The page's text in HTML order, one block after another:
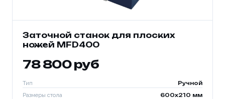
Заточной станок для плоских
ножей MFD400
78 800 руб
Тип Ручной
Размеры стола 600x210 мм